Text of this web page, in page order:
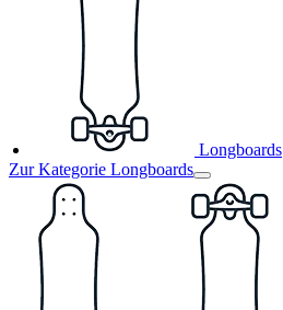
Longboards
Zur Kategorie Longboards